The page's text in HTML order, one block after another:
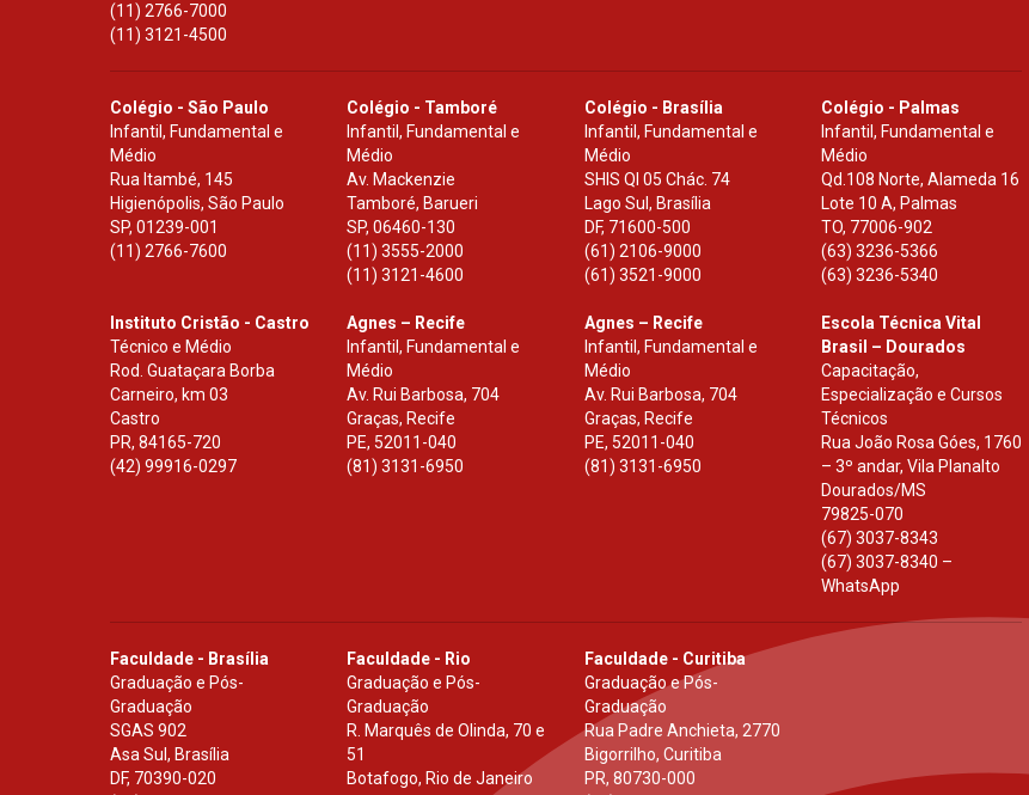
(11) 2766-7000
(11) 3121-4500
Colégio - São Paulo
Infantil, Fundamental e
Médio
Rua Itambé, 145
Higienópolis, São Paulo
SP, 01239-001
(11) 2766-7600
Colégio - Tamboré
Infantil, Fundamental e
Médio
Av. Mackenzie
Tamboré, Barueri
SP,06460-130
(11) 3555-2000
(11) 3121-4600
Colégio - Brasília
Infantil, Fundamental e
Médio
SHIS Ql 05 Chác. 74
Lago Sul, Brasília
DF, 71600-500
(61) 2106-9000
(61) 3521-9000
Colégio - Palmas
Infantil, Fundamental e
Médio
Qd.108 Norte, Alameda 16
Lote 10 A, Palmas
TO, 77006-902
(63) 3236-5366
(63) 3236-5340
Instituto Cristão - Castro
Técnico e Médio
Rod. Guataçara Borba
Carneiro, km 03
Castro
PR, 84165-720
(42) 99916-0297
Agnes – Recife
Infantil, Fundamental e
Médio
Av. Rui Barbosa, 704
Graças, Recife
PE, 52011-040
(81) 3131-6950
Agnes – Recife
Infantil, Fundamental e
Médio
Av. Rui Barbosa, 704
Graças, Recife
PE, 52011-040
(81) 3131-6950
Escola Técnica Vital
Brasil – Dourados
Capacitação,
Especialização e Cursos
Técnicos
Rua João Rosa Góes, 1760
– 3º andar, Vila Planalto
Dourados/MS
79825-070
(67) 3037-8343
(67) 3037-8340 –
WhatsApp
Faculdade - Brasília
Graduação e Pós-
Graduação
SGAS 902
Asa Sul, Brasília
DF, 70390-020
Faculdade - Rio
Graduação e Pós-
Graduação
R. Marquês de Olinda, 70 e
51
Botafogo, Rio de Janeiro
Faculdade - Curitiba
Graduação e Pós-
Graduação
Rua Padre Anchieta, 2770
Bigorrilho, Curitiba
PR, 80730-000